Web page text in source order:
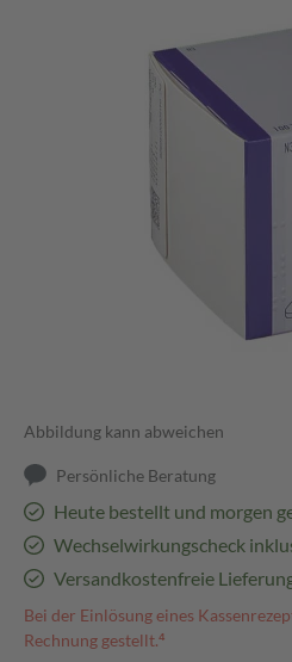
Abbildung kann abweichen
Persönliche Beratung
Heute bestellt und morgen
Wechselwirkungscheck
Versandkostenfreie
Bei der Einlösung eines
Rechnung gestellt.⁴